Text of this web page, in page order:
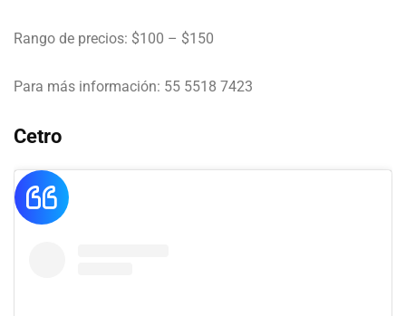
Rango de precios: $100 – $150
Para más información: 55 5518 7423
Cetro